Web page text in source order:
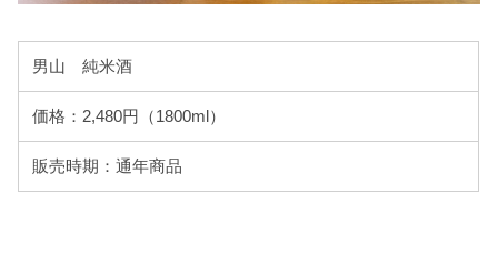
男山 純米酒
価格：2,480円（1800ml）
販売時期：通年商品